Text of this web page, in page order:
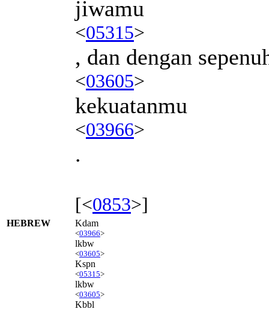
jiwamu
<05315>
, dan dengan
<03605>
kekuatanmu
<03966>
.
[<0853>]
HEBREW Kdam
<03966>
lkbw
<03605>
Kspn
<05315>
lkbw
<03605>
Kbbl